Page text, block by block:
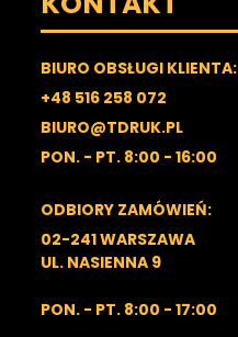
BIURO OBSŁUGI KLIENTA:
+48 516 258 072
BIURO@TDRUK.PL
PON. - PT. 8:00 - 16:00
ODBIORY ZAMÓWIEŃ:
02-241 WARSZAWA
UL. NASIENNA 9
PON. - PT. 8:00 - 17:00